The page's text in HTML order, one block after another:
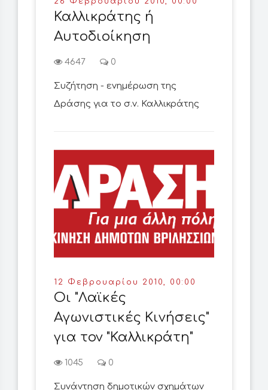
Καλλικράτης ή
Αυτοδιοίκηση
4647 0
Συζήτηση - ενημέρωση της
Δράσης για το σ.ν. Καλλικράτης
12 Φεβρουαρίου 2010, 00:00
Οι "Λαϊκές
Αγωνιστικές Κινήσεις"
για τον "Καλλικράτη"
1045 0
Συνάντηση δημοτικών σχημάτων